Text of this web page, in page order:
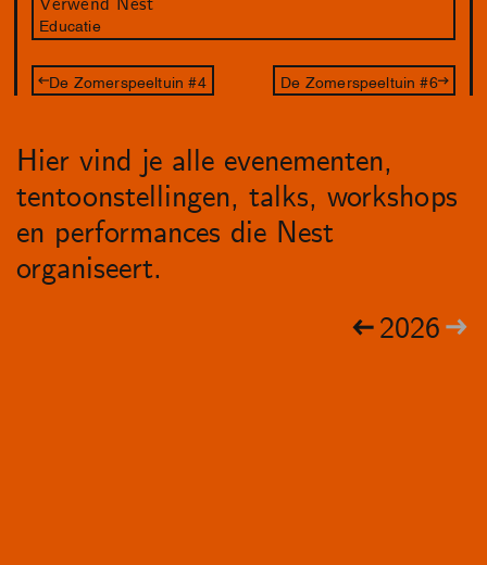
Educatie
De Zomerspeeltuin #4 De Zomerspeeltuin #6
Hier vind je alle evenementen,
tentoonstellingen, talks, workshops
en performances die Nest
organiseert.
2026